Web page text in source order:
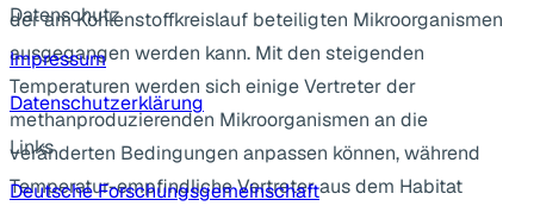
der am Kohlenstoffkreislauf beteiligten Mikroorganismen
ausgegangen werden kann. Mit den steigenden
Temperaturen werden sich einige Vertreter der
methanproduzierenden Mikroorganismen an die
veränderten Bedingungen anpassen können, während
Temperatur-empfindliche Vertreter aus dem Habitat
Datenschutz
Impressum
Datenschutzerklärung
Links
Deutsche Forschungsgemeinschaft